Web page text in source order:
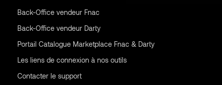
Back-Office vendeur Fnac
Back-Office vendeur Darty
Portail Catalogue Marketplace Fnac & Darty
Les liens de connexion à nos outils
Contacter le support